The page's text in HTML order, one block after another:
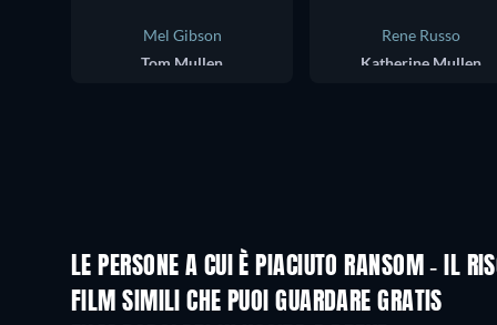
Mel Gibson
Tom Mullen
Rene Russo
Katherine Mullen
LE PERSONE A CUI È PIACIUTO RANSOM - IL
FILM SIMILI CHE PUOI GUARDARE GRATIS